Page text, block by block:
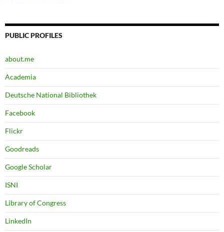
PUBLIC PROFILES
about.me
Academia
Deutsche National Bibliothek
Facebook
Flickr
Goodreads
Google Scholar
ISNI
Library of Congress
LinkedIn